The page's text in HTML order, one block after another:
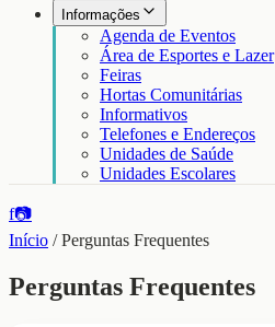
Informações
Agenda de Eventos
Área de Esportes e Lazer
Feiras
Hortas Comunitárias
Informativos
Telefones e Endereços
Unidades de Saúde
Unidades Escolares
f📷
Início /Perguntas Frequentes
Perguntas Frequentes